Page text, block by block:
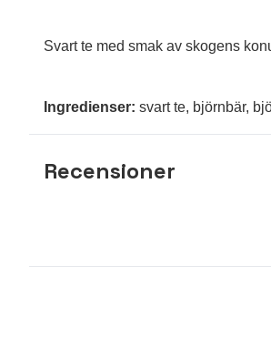
Svart te med smak av skogens
Ingredienser: svart te, björnbär,
Recensioner